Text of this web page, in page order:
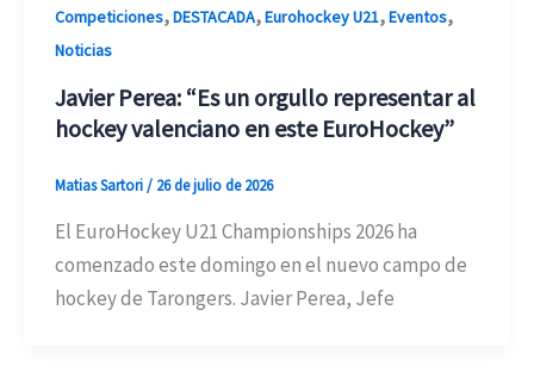
Competiciones,DESTACADA,Eurohockey U21,Eventos,
Noticias
Javier Perea: “Es un orgullo representar al
hockey valenciano en este EuroHockey”
Matias Sartori/ 26 de julio de 2026
El EuroHockey U21 Championships 2026 ha
comenzado este domingo en el nuevo campo de
hockey de Tarongers. Javier Perea, Jefe